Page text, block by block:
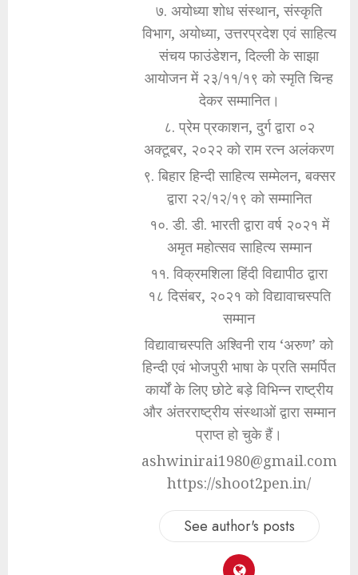
७. अयोध्या शोध संस्थान, संस्कृति
विभाग, अयोध्या, उत्तरप्रदेश एवं साहित्य
संचय फाउंडेशन, दिल्ली के साझा
आयोजन में २३/११/१९ को स्मृति चिन्ह
देकर सम्मानित।
८. प्रेम प्रकाशन, दुर्ग द्वारा ०२
अक्टूबर, २०२२ को राम रत्न अलंकरण
९. बिहार हिन्दी साहित्य सम्मेलन, बक्सर
द्वारा २२/१२/१९ को सम्मानित
१०. डी. डी. भारती द्वारा वर्ष २०२१ में
अमृत महोत्सव साहित्य सम्मान
११. विक्रमशिला हिंदी विद्यापीठ द्वारा
१८ दिसंबर, २०२१ को विद्यावाचस्पति
सम्मान
विद्यावाचस्पति अश्विनी राय ‘अरुण’ को
हिन्दी एवं भोजपुरी भाषा के प्रति समर्पित
कार्यों के लिए छोटे बड़े विभिन्न राष्ट्रीय
और अंतरराष्ट्रीय संस्थाओं द्वारा सम्मान
प्राप्त हो चुके हैं।
ashwinirai1980@gmail.com
https://shoot2pen.in/
See author's posts